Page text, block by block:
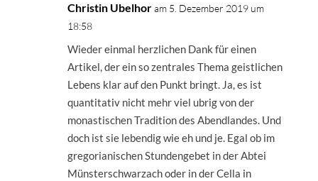
Christin Ubelhoram 5. Dezember 2019 um
18:58
Wieder einmal herzlichen Dank für einen
Artikel, der ein so zentrales Thema geistlichen
Lebens klar auf den Punkt bringt. Ja, es ist
quantitativ nicht mehr viel ubrig von der
monastischen Tradition des Abendlandes. Und
doch ist sie lebendig wie eh und je. Egal ob im
gregorianischen Stundengebet in der Abtei
Münsterschwarzach oder in der Cella in